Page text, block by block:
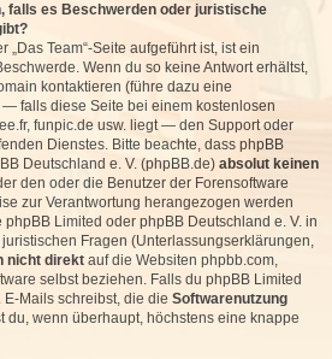
falls es Beschwerden oder juristische
„Das Team“-Seite aufgeführt ist, ist ein
Wenn du so keine Antwort erhältst,
kontaktieren (führe dazu eine
falls diese Seite bei einem kostenlosen
funpic.de usw. liegt — den Support oder
Dienstes. Bitte beachte, dass phpBB
Deutschland e. V. (phpBB.de) absolut keinen
den oder die Benutzer der Forensoftware
zur Verantwortung herangezogen werden
Limited oder phpBB Deutschland e. V. in
Fragen (Unterlassungserklärungen,
nicht direkt auf die Websiten phpbb.com,
selbst beziehen. Falls du phpBB Limited
Mails schreibst, die die Softwarenutzung
du, wenn überhaupt, höchstens eine knappe